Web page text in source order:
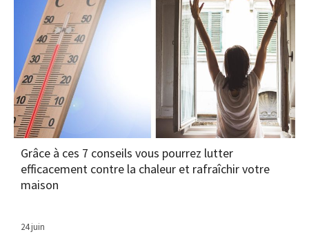
Grâce à ces 7 conseils vous pourrez lutter
efficacement contre la chaleur et rafraîchir votre
maison
24 juin